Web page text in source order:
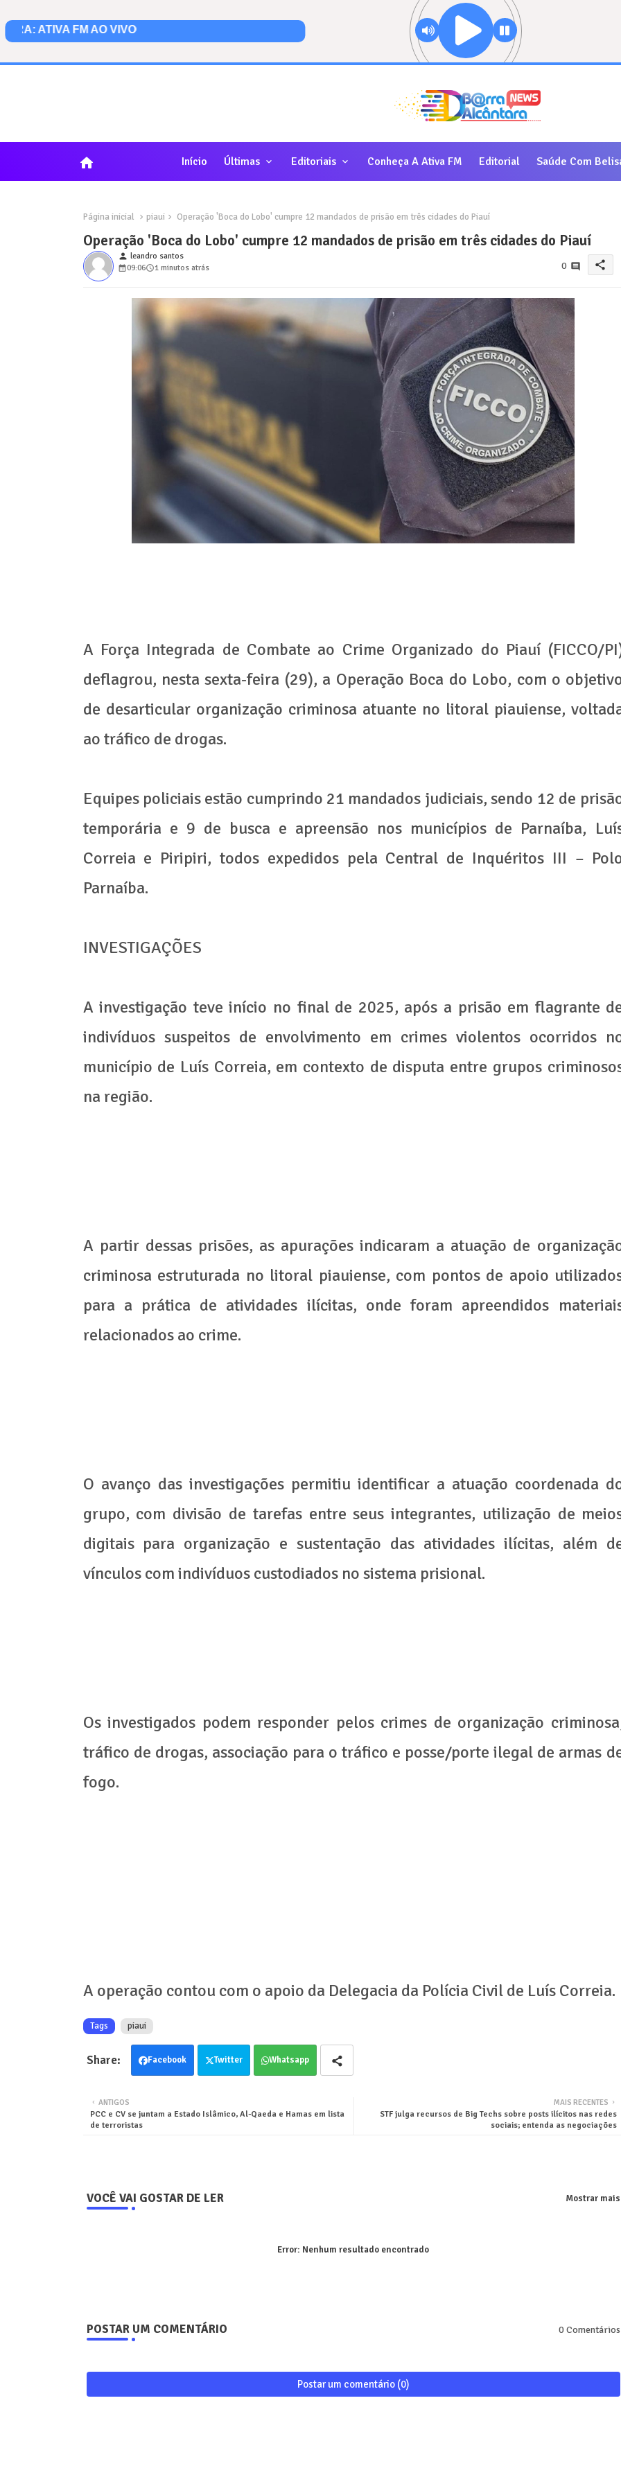
home Início Últimas Editoriais Conheça A Ativa FM Editorial Saúde Com
Página inicial piaui Operação 'Boca do Lobo' cumpre 12 mandados de prisão em três cidades do Piauí
Operação 'Boca do Lobo' cumpre 12 mandados de prisão em três cidades do Piauí
person leandro santos
09:06
1 minutos atrás 0 share
A Força Integrada de Combate ao Crime Organizado do Piauí (FICCO/
deflagrou, nesta sexta-feira (29), a Operação Boca do Lobo, com o
de desarticular organização criminosa atuante no litoral piauiense,
ao tráfico de drogas.
Equipes policiais estão cumprindo 21 mandados judiciais, sendo 12 de
temporária e 9 de busca e apreensão nos municípios de Parnaíba,
Correia e Piripiri, todos expedidos pela Central de Inquéritos III –
Parnaíba.
INVESTIGAÇÕES
A investigação teve início no final de 2025, após a prisão em flagrante
indivíduos suspeitos de envolvimento em crimes violentos ocorridos
município de Luís Correia, em contexto de disputa entre grupos
na região.
A partir dessas prisões, as apurações indicaram a atuação de
criminosa estruturada no litoral piauiense, com pontos de apoio
para a prática de atividades ilícitas, onde foram apreendidos
relacionados ao crime.
O avanço das investigações permitiu identificar a atuação coordenada
grupo, com divisão de tarefas entre seus integrantes, utilização de
digitais para organização e sustentação das atividades ilícitas, além
vínculos com indivíduos custodiados no sistema prisional.
Os investigados podem responder pelos crimes de organização
tráfico de drogas, associação para o tráfico e posse/porte ilegal de armas
fogo.
A operação contou com o apoio da Delegacia da Polícia Civil de Luís Correia.
Tags piaui
Facebook Twitter Whatsapp
MAIS RECENTES
STF julga recursos de Big Techs sobre posts ilícitos nas redes
sociais; entenda as negociações
ANTIGOS
PCC e CV se juntam a Estado Islâmico, Al-Qaeda e Hamas em lista
de terroristas
VOCÊ VAI GOSTAR DE LER Mostrar mais
Error: Nenhum resultado encontrado
POSTAR UM COMENTÁRIO 0 Comentários
Postar um comentário (0)